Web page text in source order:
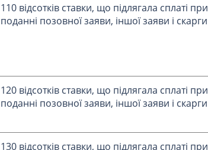
110 відсотків ставки, що підлягала сплаті при
поданні позовної заяви, іншої заяви і скарги
120 відсотків ставки, що підлягала сплаті при
поданні позовної заяви, іншої заяви і скарги
130 відсотків ставки, що підлягала сплаті при